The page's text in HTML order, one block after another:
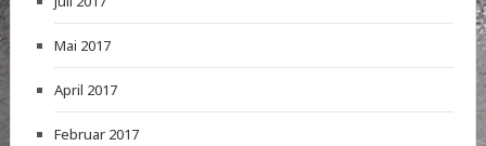
Mai 2017
April 2017
Februar 2017